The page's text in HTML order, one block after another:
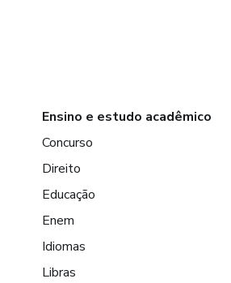
Ensino e estudo acadêmico
Concurso
Direito
Educação
Enem
Idiomas
Libras